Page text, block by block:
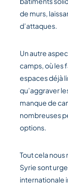
de murs,
d’attaques.
Un autre
camps, où les
espaces déjà
qu’aggraver
manque de
nombreuses
options.
Tout cela
Syrie sont
internationale